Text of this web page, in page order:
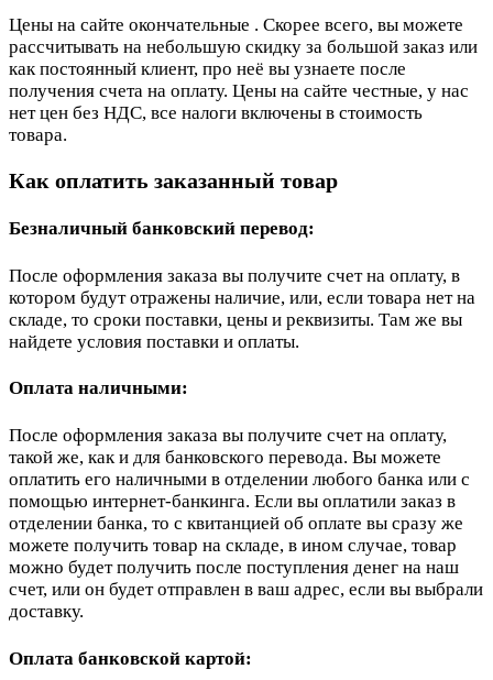
Цены на сайте окончательные . Скорее всего, вы можете
рассчитывать на небольшую скидку за большой заказ или
как постоянный клиент, про неё вы узнаете после
получения счета на оплату. Цены на сайте честные, у нас
нет цен без НДС, все налоги включены в стоимость
товара.
Как оплатить заказанный товар
Безналичный банковский перевод:
После оформления заказа вы получите счет на оплату, в
котором будут отражены наличие, или, если товара нет на
складе, то сроки поставки, цены и реквизиты. Там же вы
найдете условия поставки и оплаты.
Оплата наличными:
После оформления заказа вы получите счет на оплату,
такой же, как и для банковского перевода. Вы можете
оплатить его наличными в отделении любого банка или с
помощью интернет-банкинга. Если вы оплатили заказ в
отделении банка, то с квитанцией об оплате вы сразу же
можете получить товар на складе, в ином случае, товар
можно будет получить после поступления денег на наш
счет, или он будет отправлен в ваш адрес, если вы выбрали
доставку.
Оплата банковской картой: